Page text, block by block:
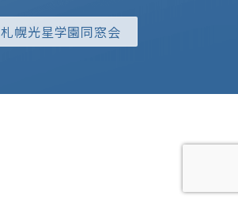
札幌光星学園同窓会